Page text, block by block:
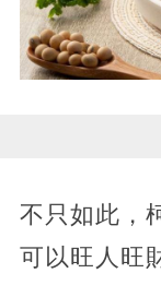
不只如此，
可以旺人旺